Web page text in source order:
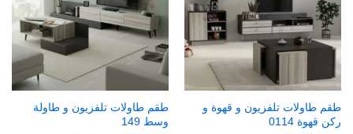
طقم طاولات تلفزيون و قهوة و
ركن قهوة 0114
طقم طاولات تلفزيون و طاولة
وسط 149